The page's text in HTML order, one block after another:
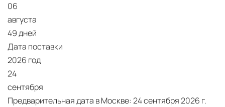
06
августа
49 дней
Дата поставки
2026 год
24
сентября
Предварительная дата в Москве: 24 сентября 2026 г.